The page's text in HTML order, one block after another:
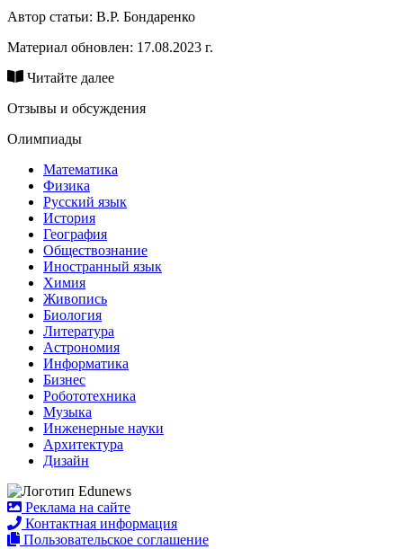
Автор статьи: В.Р. Бондаренко
Материал обновлен: 17.08.2023 г.
Читайте далее
Отзывы и обсуждения
Олимпиады
Математика
Физика
Русский язык
История
География
Обществознание
Иностранный язык
Химия
Живопись
Биология
Литература
Астрономия
Информатика
Бизнес
Робототехника
Музыка
Инженерные науки
Архитектура
Дизайн
Реклама на сайте
Контактная информация
Пользовательское соглашение